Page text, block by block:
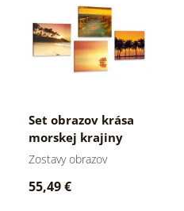
Set obrazov krása
morskej krajiny
Zostavy obrazov
55,49 €